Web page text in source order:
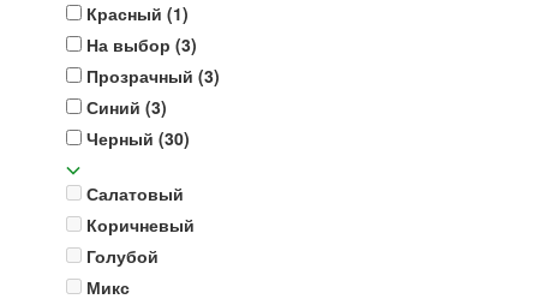
Красный (1)
На выбор (3)
Прозрачный (3)
Синий (3)
Черный (30)
Салатовый
Коричневый
Голубой
Микс